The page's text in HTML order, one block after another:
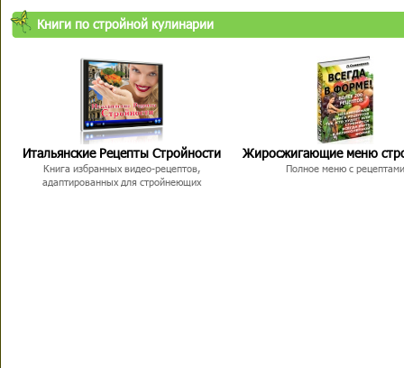
Книги по стройной кулинарии
Итальянские Рецепты Стройности
Книга избранных видео-рецептов,
адаптированных для стройнеющих
Жиросжигающие меню
Полное меню с рецептами